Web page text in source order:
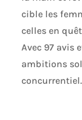
cible les
celles en
Avec 97 avis
ambitions
concurrentiel.